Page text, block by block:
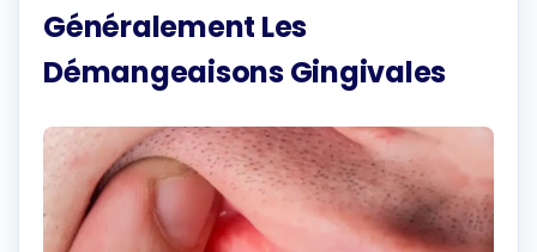
Généralement Les
Démangeaisons Gingivales